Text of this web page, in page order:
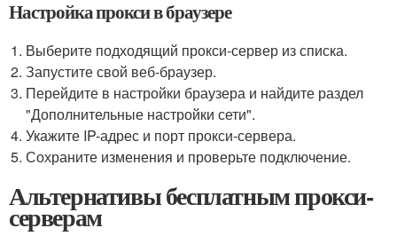
Настройка прокси в браузере
Выберите подходящий прокси-сервер из списка.
Запустите свой веб-браузер.
Перейдите в настройки браузера и найдите раздел
"Дополнительные настройки сети".
Укажите IP-адрес и порт прокси-сервера.
Сохраните изменения и проверьте подключение.
Альтернативы бесплатным прокси-
серверам